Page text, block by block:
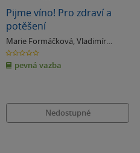
Pijme víno! Pro zdraví a
potěšení
Marie Formáčková, Vladimír
Renčín
0.0
z
5
hvězdiček
pevná vazba
Nedostupné